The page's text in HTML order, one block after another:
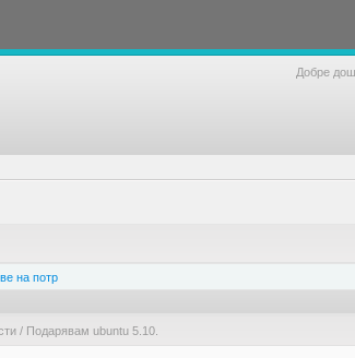
Добре
на потр
/ Подарявам ubuntu 5.10.